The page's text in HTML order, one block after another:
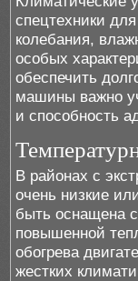
спецтехники
колебания,
особых
обеспечить
машины важно
и способность
В районах с
очень низкие
быть оснащена
повышенной
обогрева
жестких